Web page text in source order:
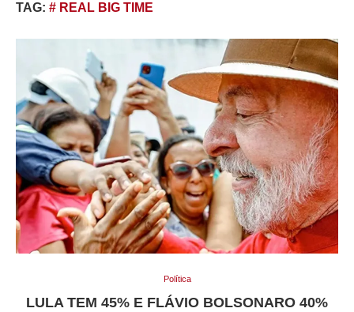
TAG: # REAL BIG TIME
Política
LULA TEM 45% E FLÁVIO BOLSONARO 40%